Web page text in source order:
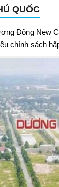
QUỐC
Đông New
chính sách